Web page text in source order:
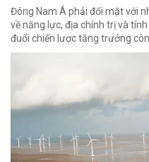
Đông Nam Á phải đối mặt với
về năng lực, địa chính trị và
đuổi chiến lược tăng trưởng